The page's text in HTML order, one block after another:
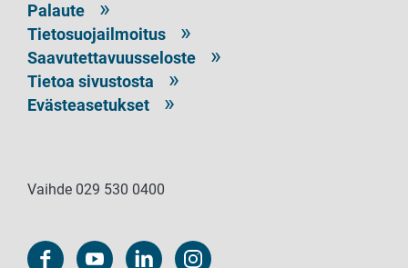
Palaute
Tietosuojailmoitus
Saavutettavuusseloste
Tietoa sivustosta
Evästeasetukset
Vaihde 029 530 0400